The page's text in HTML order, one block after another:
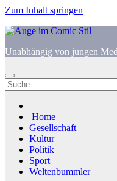
Zum Inhalt springen
Unabhängig von jungen
Home
Gesellschaft
Kultur
Politik
Sport
Weltenbummler